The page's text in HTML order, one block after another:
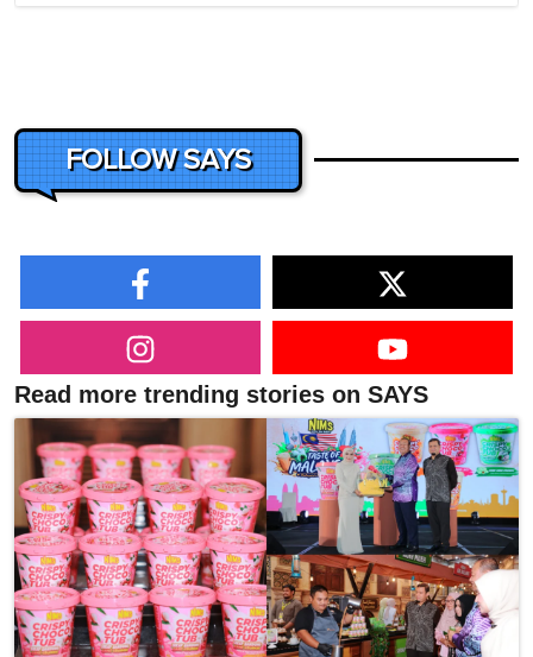
FOLLOW SAYS
Read more trending stories on SAYS